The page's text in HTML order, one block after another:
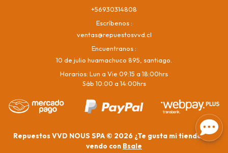
+56930314808
Escríbenos
ventas@repuestosvvd.cl
Encuentranos
10 de julio huamachuco 895, santiago.
Horarios: Lun a Vie 09:15 a 18:00hrs
Sáb 10:00 a 14:00hrs
Repuestos VVD NOUS SPA © 2026 ¿Te gusta mi tienda? Yo
vendo con Bsale